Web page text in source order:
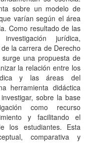
sobre un modelo de
varían según el área
Como resultado de las
jurídica,
la carrera de Derecho
una propuesta de
la relación entre los
y las áreas del
herramienta didáctica
sobre la base
como recurso
y facilitando el
los estudiantes. Esta
comparativa y